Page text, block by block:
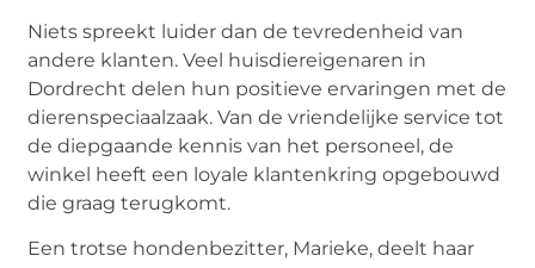
Niets spreekt luider dan de tevredenheid van
andere klanten. Veel huisdiereigenaren in
Dordrecht delen hun positieve ervaringen met de
dierenspeciaalzaak. Van de vriendelijke service tot
de diepgaande kennis van het personeel, de
winkel heeft een loyale klantenkring opgebouwd
die graag terugkomt.
Een trotse hondenbezitter, Marieke, deelt haar